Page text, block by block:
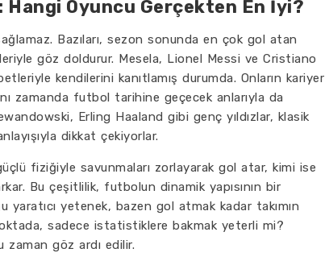
Oyuncu Gerçekten En İyi?
Bazıları, sezon sonunda en çok gol atan
göz doldurur. Mesela, Lionel Messi ve Cristiano
kendilerini kanıtlamış durumda. Onların kariyer
zamanda futbol tarihine geçecek anlarıyla da
Erling Haaland gibi genç yıldızlar, klasik
dikkat çekiyorlar.
fiziğiyle savunmaları zorlayarak gol atar, kimi ise
Bu çeşitlilik, futbolun dinamik yapısının bir
yaratıcı yetenek, bazen gol atmak kadar takımın
sadece istatistiklere bakmak yeterli mi?
zaman göz ardı edilir.